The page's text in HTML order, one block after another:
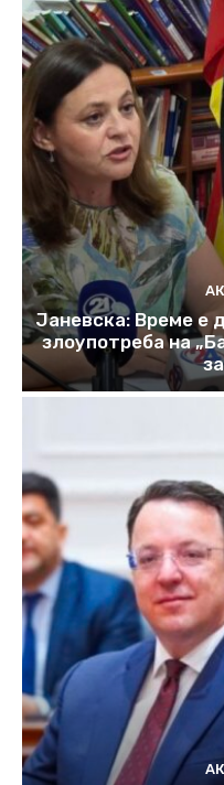
Јаневска: Време е
злоупотреба на